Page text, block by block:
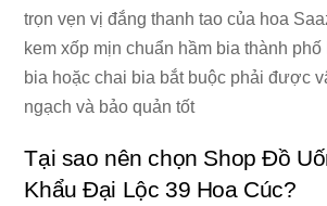
trọn vẹn vị đắng thanh tao của hoa
kem xốp mịn chuẩn hầm bia thành
bia hoặc chai bia bắt buộc phải được
ngạch và bảo quản tốt
Tại sao nên chọn Shop Đồ
Khẩu Đại Lộc 39 Hoa Cúc?